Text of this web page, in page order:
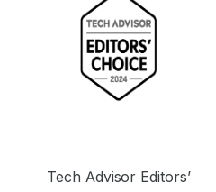
Tech Advisor Editors’